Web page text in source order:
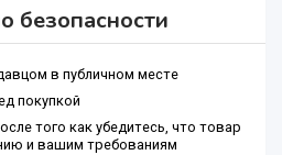
безопасности
в публичном месте
покупкой
того как убедитесь, что товар
и вашим требованиям